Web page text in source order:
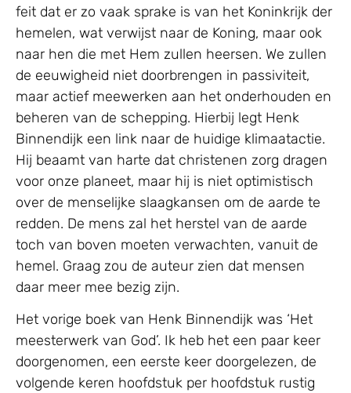
feit dat er zo vaak sprake is van het Koninkrijk der
hemelen, wat verwijst naar de Koning, maar ook
naar hen die met Hem zullen heersen. We zullen
de eeuwigheid niet doorbrengen in passiviteit,
maar actief meewerken aan het onderhouden en
beheren van de schepping. Hierbij legt Henk
Binnendijk een link naar de huidige klimaatactie.
Hij beaamt van harte dat christenen zorg dragen
voor onze planeet, maar hij is niet optimistisch
over de menselijke slaagkansen om de aarde te
redden. De mens zal het herstel van de aarde
toch van boven moeten verwachten, vanuit de
hemel. Graag zou de auteur zien dat mensen
daar meer mee bezig zijn.
Het vorige boek van Henk Binnendijk was ‘Het
meesterwerk van God’. Ik heb het een paar keer
doorgenomen, een eerste keer doorgelezen, de
volgende keren hoofdstuk per hoofdstuk rustig